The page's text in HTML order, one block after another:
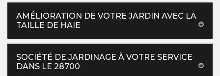
AMÉLIORATION DE VOTRE JARDIN AVEC LA
TAILLE DE HAIE
SOCIÉTÉ DE JARDINAGE À VOTRE SERVICE
DANS LE 28700